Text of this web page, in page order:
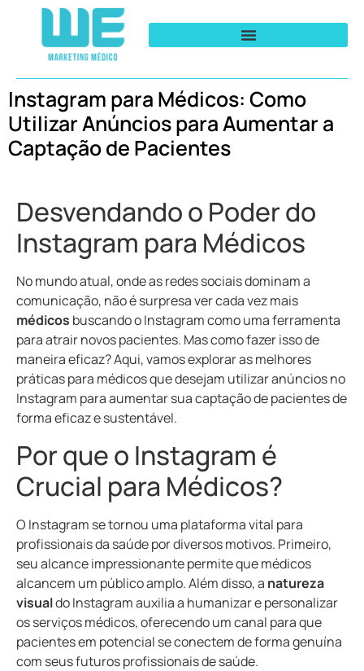
Instagram para Médicos: Como
Utilizar Anúncios para Aumentar a
Captação de Pacientes
Desvendando o Poder do
Instagram para Médicos
No mundo atual, onde as redes sociais dominam a
comunicação, não é surpresa ver cada vez mais
médicos buscando o Instagram como uma ferramenta
para atrair novos pacientes. Mas como fazer isso de
maneira eficaz? Aqui, vamos explorar as melhores
práticas para médicos que desejam utilizaranúncios no
Instagram para aumentar sua captação de pacientes de
forma eficaz e sustentável.
Por que o Instagram é
Crucial para Médicos?
O Instagram se tornou uma plataforma vital para
profissionais da saúde por diversos motivos. Primeiro,
seu alcance impressionante permite que médicos
alcancem um público amplo. Além disso, a natureza
visualdo Instagram auxilia a humanizar e personalizar
os serviços médicos, oferecendo um canal para que
pacientes em potencial se conectem de forma genuína
com seus futuros profissionais de saúde.